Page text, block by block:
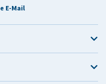
E-Mail